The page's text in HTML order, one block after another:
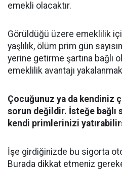
emekli olacaktır.
Görüldüğü üzere emeklilik
yaşlılık, ölüm prim gün
yerine getirme şartına bağlı
emeklilik avantajı
Çocuğunuz ya da kendiniz
sorun değildir. İsteğe bağlı
kendi primlerinizi
İşe girdiğinizde bu sigorta
Burada dikkat etmeniz